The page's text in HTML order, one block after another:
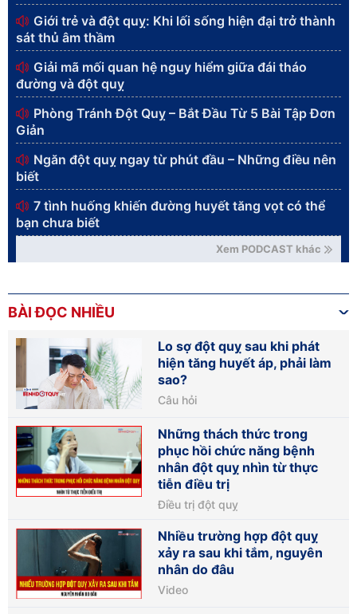
Giới trẻ và đột quỵ: Khi lối sống hiện đại trở thành
sát thủ âm thầm
Giải mã mối quan hệ nguy hiểm giữa đái tháo
đường và đột quỵ
Phòng Tránh Đột Quỵ – Bắt Đầu Từ 5 Bài Tập Đơn
Giản
Ngăn đột quỵ ngay từ phút đầu – Những điều nên
biết
7 tình huống khiến đường huyết tăng vọt có thể
bạn chưa biết
Xem PODCAST khác
BÀI ĐỌC NHIỀU
Lo sợ đột quỵ sau khi phát
hiện tăng huyết áp, phải làm
sao?
Câu hỏi
Những thách thức trong
phục hồi chức năng bệnh
nhân đột quỵ nhìn từ thực
tiễn điều trị
Điều trị đột quỵ
Nhiều trường hợp đột quỵ
xảy ra sau khi tắm, nguyên
nhân do đâu
Video